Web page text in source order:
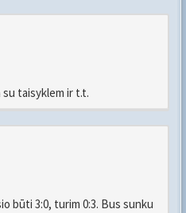
taisyklem ir t.t.
būti 3:0, turim 0:3. Bus sunku